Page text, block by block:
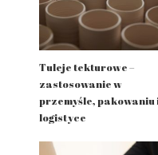
Tuleje tekturowe –
zastosowanie w
przemyśle, pakowaniu
logistyce